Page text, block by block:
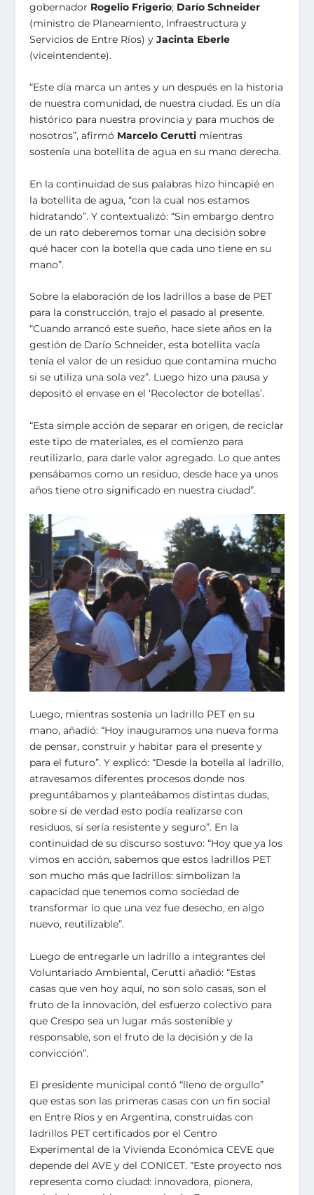
gobernador Rogelio Frigerio; Darío Schneider
(ministro de Planeamiento, Infraestructura y
Servicios de Entre Ríos) yJacinta Eberle
(viceintendente).
“Este día marca un antes y un después en la historia
de nuestra comunidad, de nuestra ciudad. Es un día
histórico para nuestra provincia y para muchos de
nosotros”, afirmó Marcelo Cerutti mientras
sostenía una botellita de agua en su mano derecha.
En la continuidad de sus palabras hizo hincapié en
la botellita de agua, “con la cual nos estamos
hidratando”. Y contextualizó: “Sin embargo dentro
de un rato deberemos tomar una decisión sobre
qué hacer con la botella que cada uno tiene en su
mano”.
Sobre la elaboración de los ladrillos a base de PET
para la construcción, trajo el pasado al presente.
“Cuando arrancó este sueño, hace siete años en la
gestión de Darío Schneider, esta botellita vacía
tenía el valor de un residuo que contamina mucho
si se utiliza una sola vez”. Luego hizo una pausa y
depositó el envase en el ‘Recolector de botellas’.
“Esta simple acción de separar en origen, de reciclar
este tipo de materiales, es el comienzo para
reutilizarlo, para darle valor agregado. Lo que antes
pensábamos como un residuo, desde hace ya unos
años tiene otro significado en nuestra ciudad”.
Luego, mientras sostenía un ladrillo PET en su
mano, añadió: “Hoy inauguramos una nueva forma
de pensar, construir y habitar para el presente y
para el futuro”. Y explicó: “Desde la botella al ladrillo,
atravesamos diferentes procesos donde nos
preguntábamos y planteábamos distintas dudas,
sobre sí de verdad esto podía realizarse con
residuos, sí sería resistente y seguro”. En la
continuidad de su discurso sostuvo: “Hoy que ya los
vimos en acción, sabemos que estos ladrillos PET
son mucho más que ladrillos: simbolizan la
capacidad que tenemos como sociedad de
transformar lo que una vez fue desecho, en algo
nuevo, reutilizable”.
Luego de entregarle un ladrillo a integrantes del
Voluntariado Ambiental, Cerutti añadió: “Estas
casas que ven hoy aquí, no son solo casas, son el
fruto de la innovación, del esfuerzo colectivo para
que Crespo sea un lugar más sostenible y
responsable, son el fruto de la decisión y de la
convicción”.
El presidente municipal contó “lleno de orgullo”
que estas son las primeras casas con un fin social
en Entre Ríos y en Argentina, construidas con
ladrillos PET certificados por el Centro
Experimental de la Vivienda Económica CEVE que
depende del AVE y del CONICET. “Este proyecto nos
representa como ciudad: innovadora, pionera,